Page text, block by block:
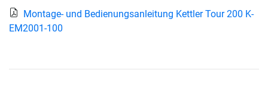
Montage- und Bedienungsanleitung Kettler Tour 200 K-
EM2001-100